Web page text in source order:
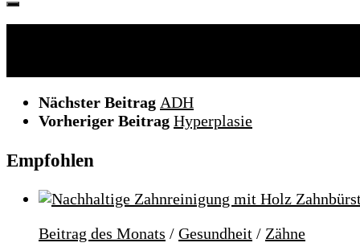
Nächster Beitrag ADH
Vorheriger Beitrag Hyperplasie
Empfohlen
Beitrag des Monats / Gesundheit / Zähne